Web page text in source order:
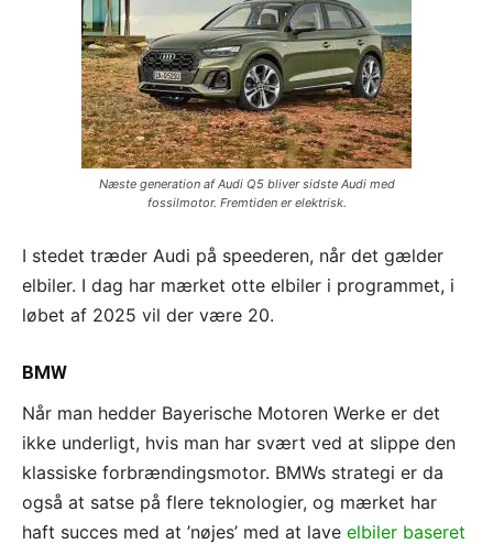
Næste generation af Audi Q5 bliver sidste Audi med
fossilmotor. Fremtiden er elektrisk.
I stedet træder Audi på speederen, når det gælder
elbiler. I dag har mærket otte elbiler i programmet, i
løbet af 2025 vil der være 20.
BMW
Når man hedder Bayerische Motoren Werke er det
ikke underligt, hvis man har svært ved at slippe den
klassiske forbrændingsmotor. BMWs strategi er da
også at satse på flere teknologier, og mærket har
haft succes med at ’nøjes’ med at lave elbiler baseret